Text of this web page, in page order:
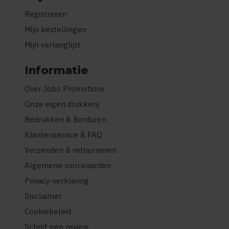
Registreren
Mijn bestellingen
Mijn verlanglijst
Informatie
Over Jobo Promotions
Onze eigen drukkerij
Bedrukken & Borduren
Klantenservice & FAQ
Verzenden & retourneren
Algemene voorwaarden
Privacy-verklaring
Disclaimer
Cookiebeleid
Schrijf een review